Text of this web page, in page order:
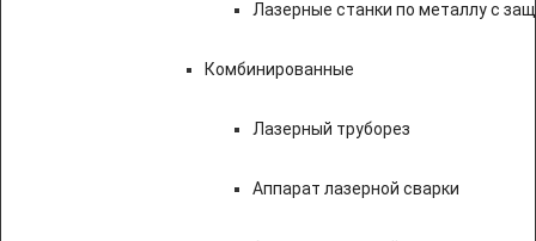
Лазерные станки по металлу с
Комбинированные
Лазерный труборез
Аппарат лазерной сварки